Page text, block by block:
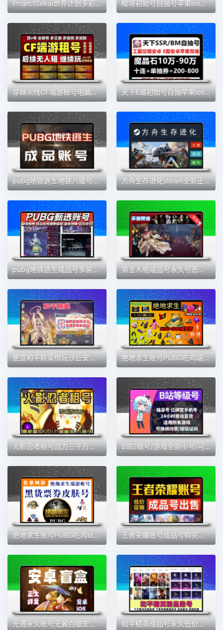
ProjectSekai世界计划多彩舞台初始PJSK三丽鸥fes组合自抽自选号 樱境初始号自抽号苹果ios安卓钻石头号抽SSR物语限定开局组合账号
穿越火线CF端游租号电脑版账号出租可排位爆破生化6烈6盘幻神白虎 天下E端初始号自抽苹果ios安卓魔晶SSR自选角色凯撒圣女便宜通用
pubg地铁逃生地铁八级号便宜永久 方舟生存进化steam全新正版账号成品号ARK:Survival Evolved白号
pubg地铁逃生成品号多装备出售安卓iOS永久账号出售 第五人格成品号永久号恶之源先知白赤宴联动限定安卓苹果官服账号
便宜和平精英借玩沙丘安卓苹果螳螂木乃伊101怪诞龙域龙灵富婆号 绝地求生账号PUBG吃鸡端游皮肤箱子黑货卷账户成品号pubg账号
火影忍者租号战力三千万四千万高战力打团本战力号QV区安卓ios B站2级号/游戏全新小号/可正常登入B站/适用于所有端/全新b服2级
绝地求生账号PUBG吃鸡steam皮肤箱子黑货卷账户成品号80级排位号 王者荣耀账号成品号购买成品号凤求凰至尊宝全息碎影低价V10账号
光遇永久账号无翼白蜡安卓官服便宜新手小号先祖复刻装扮低价账号 和平精英成品号永久低价账号直售螳螂都市木乃伊五爪金龙沙丘之主